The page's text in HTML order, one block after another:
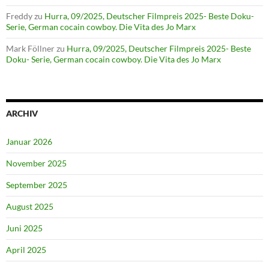
Freddyzu Hurra, 09/2025, Deutscher Filmpreis 2025- Beste Doku-
Serie, German cocain cowboy. Die Vita des Jo Marx
Mark Föllnerzu Hurra, 09/2025, Deutscher Filmpreis 2025- Beste
Doku- Serie, German cocain cowboy. Die Vita des Jo Marx
ARCHIV
Januar 2026
November 2025
September 2025
August 2025
Juni 2025
April 2025